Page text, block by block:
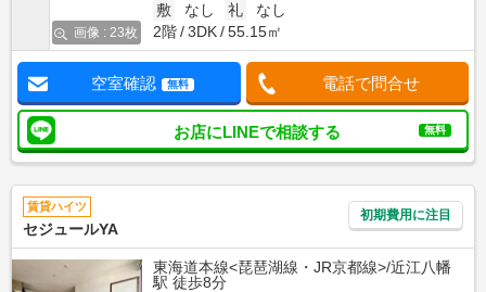
画像 : 23枚
敷
なし 礼
なし
2階
3DK 55.15㎡
空室確認 無料 電話で問合せ
お店にLINEで相談する 無料
賃貸ハイツ
セジュールYA
初期費用に注目
東海道本線<琵琶湖線・JR京都線>/近江八幡
駅 徒歩8分